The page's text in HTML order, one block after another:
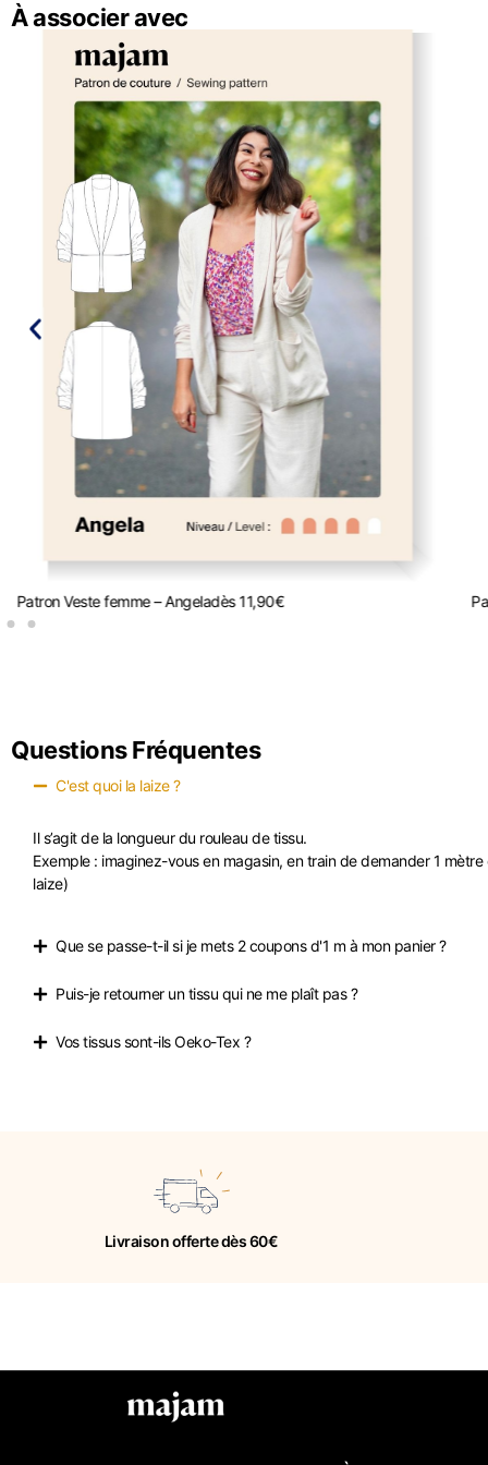
À associer avec
Patron Veste femme – Angeladès11,90€
Questions Fréquentes
C'est quoi la laize ?
Il s’agit de la longueur du rouleau de tissu.
Exemple : imaginez-vous en magasin, en train de demander 1
laize)
Que se passe-t-il si je mets 2 coupons d'1 m à mon panier ?
Puis-je retourner un tissu qui ne me plaît pas ?
Vos tissus sont-ils Oeko-Tex ?
Livraison offerte dès 60€